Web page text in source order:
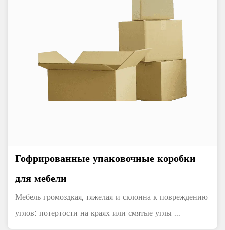
Гофрированные упаковочные коробки
для мебели
Мебель громоздкая, тяжелая и склонна к повреждению
углов: потертости на краях или смятые углы ...